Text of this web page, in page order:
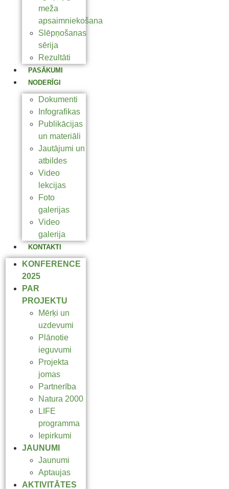
meža
apsaimniekošana
Slēpņošanas
sērija
Rezultāti
PASĀKUMI
NODERĪGI
Dokumenti
Infografikas
Publikācijas
un materiāli
Jautājumi un
atbildes
Video
lekcijas
Foto
galerijas
Video
galerija
KONTAKTI
KONFERENCE
2025
PAR
PROJEKTU
Mērķi un
uzdevumi
Plānotie
ieguvumi
Projekta
jomas
Partnerība
Natura 2000
LIFE
programma
Iepirkumi
JAUNUMI
Jaunumi
Aptaujas
AKTIVITĀTES